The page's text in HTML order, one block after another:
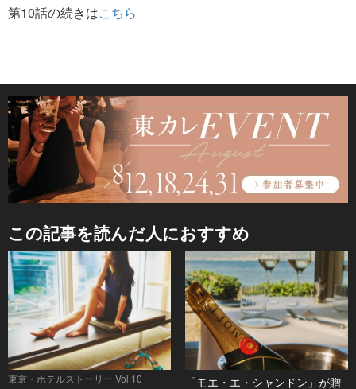
第10話の続きはこちら
この記事を読んだ人におすすめ
東京・ホテルストーリー Vol.10
「モエ・エ・シャンドン」が贈